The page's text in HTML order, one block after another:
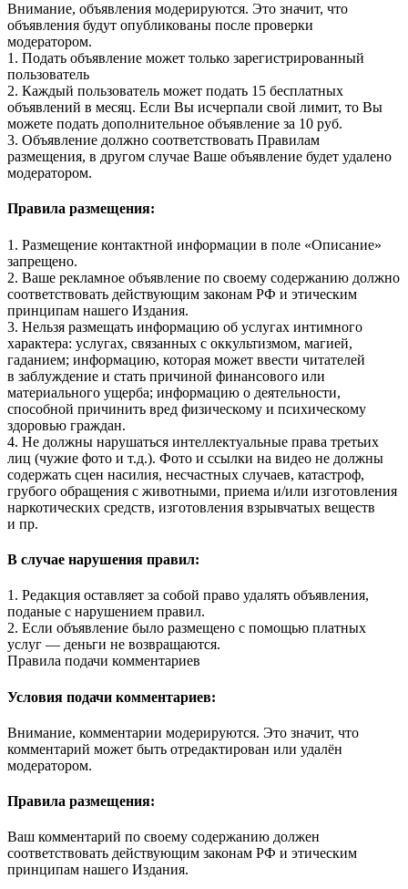
Внимание, объявления модерируются. Это значит, что
объявления будут опубликованы после проверки
модератором.
1. Подать объявление может только зарегистрированный
пользователь
2. Каждый пользователь может подать 15 бесплатных
объявлений в месяц. Если Вы исчерпали свой лимит, то Вы
можете подать дополнительное объявление за 10 руб.
3. Объявление должно соответствовать Правилам
размещения, в другом случае Ваше объявление будет удалено
модератором.
Правила размещения:
1. Размещение контактной информации в поле «Описание»
запрещено.
2. Ваше рекламное объявление по своему содержанию должно
соответствовать действующим законам РФ и этическим
принципам нашего Издания.
3. Нельзя размещать информацию об услугах интимного
характера: услугах, связанных с оккультизмом, магией,
гаданием; информацию, которая может ввести читателей
в заблуждение и стать причиной финансового или
материального ущерба; информацию о деятельности,
способной причинить вред физическому и психическому
здоровью граждан.
4. Не должны нарушаться интеллектуальные права третьих
лиц (чужие фото и т.д.). Фото и ссылки на видео не должны
содержать сцен насилия, несчастных случаев, катастроф,
грубого обращения с животными, приема и/или изготовления
наркотических средств, изготовления взрывчатых веществ
и пр.
В случае нарушения правил:
1. Редакция оставляет за собой право удалять объявления,
поданые с нарушением правил.
2. Если объявление было размещено с помощью платных
услуг — деньги не возвращаются.
Правила подачи комментариев
Условия подачи комментариев:
Внимание, комментарии модерируются. Это значит, что
комментарий может быть отредактирован или удалён
модератором.
Правила размещения:
Ваш комментарий по своему содержанию должен
соответствовать действующим законам РФ и этическим
принципам нашего Издания.